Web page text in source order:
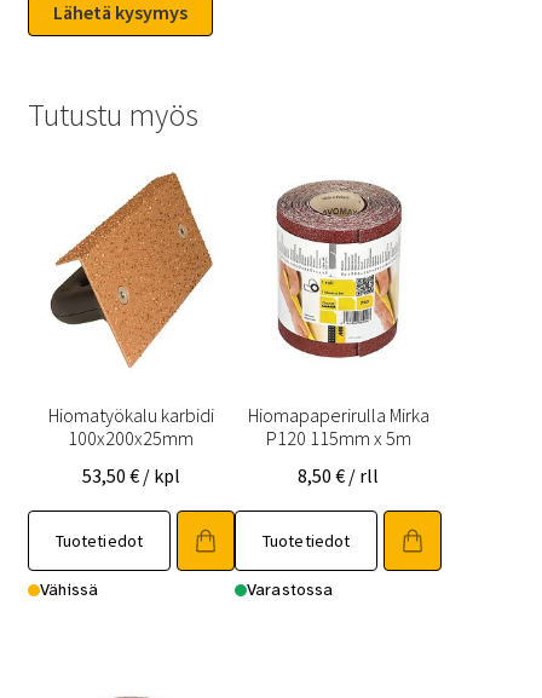
Tutustu myös
Hiomatyökalu karbidi
100x200x25mm
53,50 € / kpl
Tuotetiedot
Vähissä
Hiomapaperirulla Mirka
P120 115mm x 5m
8,50€ / rll
Tuotetiedot
Varastossa